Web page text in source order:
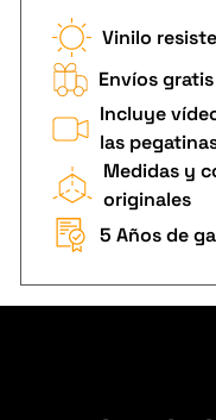
Vinilo
Envíos
Incluye
las
Medidas y
originales
5 Años de